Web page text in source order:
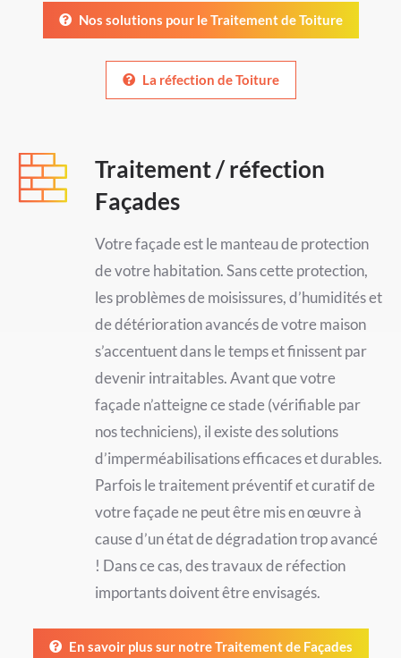
Nos solutions pour le Traitement de Toiture
La réfection de Toiture
Traitement / réfection
Façades
Votre façade est le manteau de protection
de votre habitation. Sans cette protection,
les problèmes de moisissures, d’humidités et
de détérioration avancés de votre maison
s’accentuent dans le temps et finissent par
devenir intraitables. Avant que votre
façade n’atteigne ce stade (vérifiable par
nos techniciens), il existe des solutions
d’imperméabilisations efficaces et durables.
Parfois le traitement préventif et curatif de
votre façade ne peut être mis en œuvre à
cause d’un état de dégradation trop avancé
! Dans ce cas, des travaux de réfection
importants doivent être envisagés.
En savoir plus sur notre Traitement de Façades